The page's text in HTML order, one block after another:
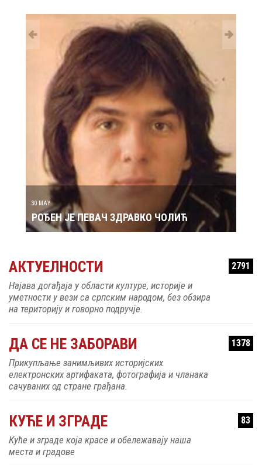
30 MAY
РОЂЕН ЈЕ ПЕВАЧ ЗДРАВКО ЧОЛИЋ
АКТУЕЛНОСТИ 2791
Најава догађаја у области културе, историје и
уметности у вези са српским народом, без обзира
на територију и говорно подручје.
ДА СЕ НЕ ЗАБОРАВИ 1378
Прикупљање занимљивих историјских
електронских артифаката, фотографија и чланака
сачуваних од стране грађана.
КУЋЕ И ЗГРАДЕ 83
Куће и зграде која красе и обележавају наша
места и градове